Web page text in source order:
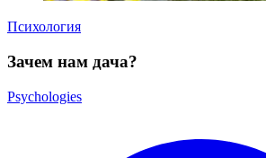
Психология
Зачем нам дача?
Psychologies